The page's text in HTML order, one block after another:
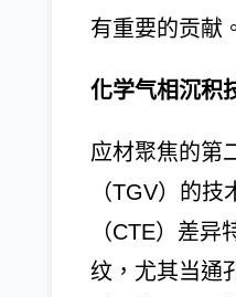
有重要的贡献。
化学气相沉积
应材聚焦的第
（TGV）的
（CTE）差
纹，尤其当通